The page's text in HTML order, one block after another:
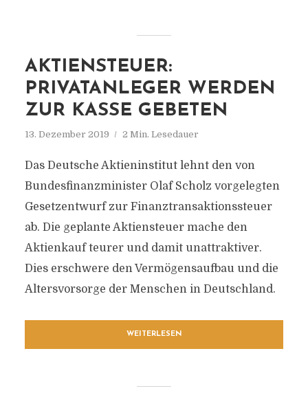
AKTIENSTEUER:
PRIVATANLEGER WERDEN
ZUR KASSE GEBETEN
13. Dezember 2019 2 Min. Lesedauer
Das Deutsche Aktieninstitut lehnt den von
Bundesfinanzminister Olaf Scholz vorgelegten
Gesetzentwurf zur Finanztransaktionssteuer
ab. Die geplante Aktiensteuer mache den
Aktienkauf teurer und damit unattraktiver.
Dies erschwere den Vermögensaufbau und die
Altersvorsorge der Menschen in Deutschland.
WEITERLESEN